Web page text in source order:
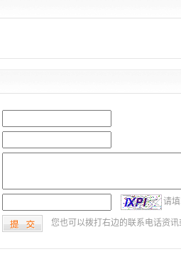
请填
您也可以拨打右边的联系电话资